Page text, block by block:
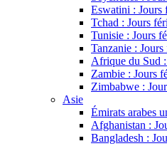
Eswatini : Jours
Tchad : Jours
Tunisie : Jours
Tanzanie : Jours
Afrique du Sud
Zambie : Jours
Zimbabwe :
Asie
Émirats arabes
Afghanistan :
Bangladesh :